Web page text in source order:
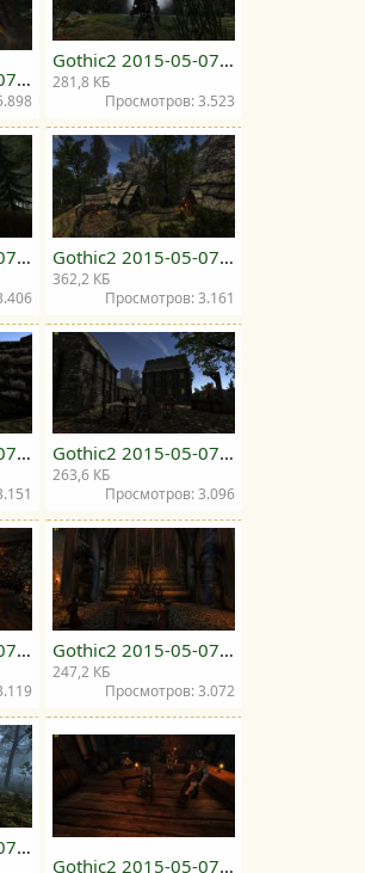
Gothic2 2015-05-07 19-22-22-79.jpg
Gothic2 2015-05-07 19-26-35-10.jpg
281,8 КБ
Просмотров: 3.523
Gothic2 2015-05-07 19-30-00-10.jpg Gothic2 2015-05-07 19-33-13-11.jpg
362,2 КБ
Просмотров: 3.161
Gothic2 2015-05-07 19-40-04-24.jpg Gothic2 2015-05-07 19-43-03-22.jpg
263,6 КБ
Просмотров: 3.096
Gothic2 2015-05-07 19-44-12-64.jpg Gothic2 2015-05-07 19-47-47-86.jpg
247,2 КБ
Просмотров: 3.072
Gothic2 2015-05-07 19-49-17-10.jpg
Gothic2 2015-05-07 19-51-16-08.jpg